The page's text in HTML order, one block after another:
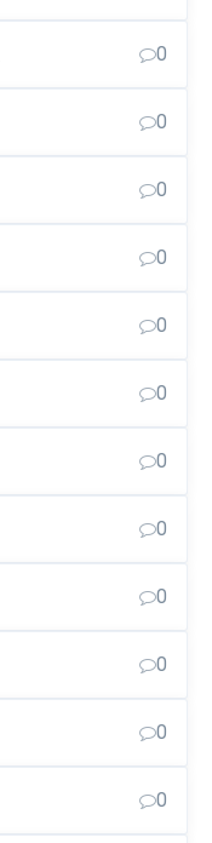
0
0
0
0
0
0
0
0
0
0
0
0